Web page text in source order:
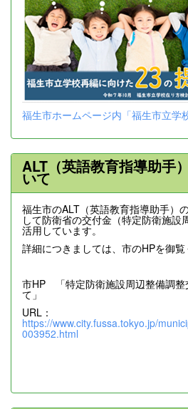
福生市ホームページ内「福生市立学
ALT（英語教育指導助手
いて
福生市のALT（英語教育指導助手）
して防衛省の交付金（特定防衛施設
活用しています。
詳細につきましては、市のHPを御覧
市HP 「特定防衛施設周辺整備調整
て」
URL：
https://www.city.fussa.tokyo.jp/
003952.html